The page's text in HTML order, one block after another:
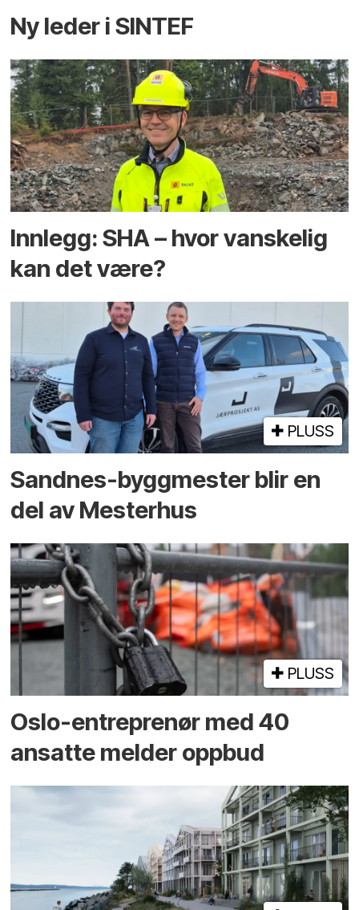
Ny leder i SINTEF
Innlegg: SHA – hvor vanskelig
kan det være?
PLUSS
Sandnes-byggmester blir en
del av Mesterhus
PLUSS
Oslo-entreprenør med 40
ansatte melder oppbud